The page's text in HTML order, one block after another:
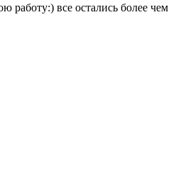
работу:) все остались более чем